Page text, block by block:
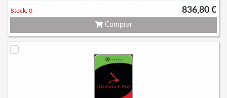
836,80 €
Stock: 0
Comprar